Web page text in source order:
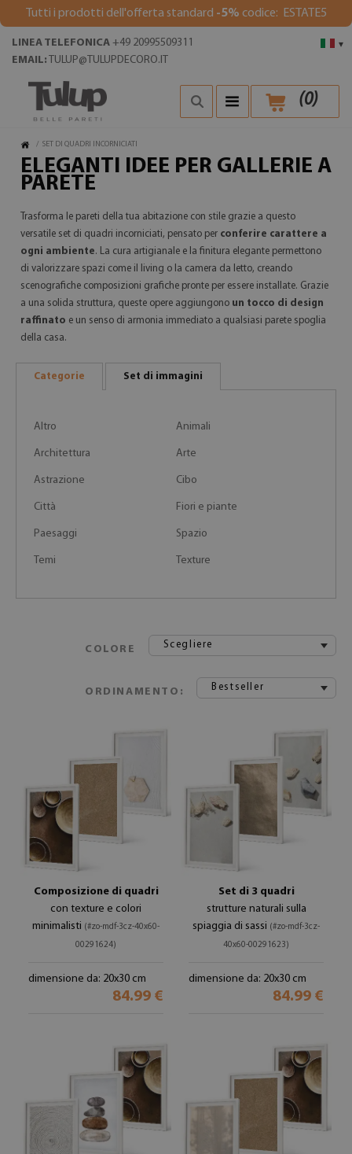
Tutti i prodotti dell'offerta standard -5% codice: ESTATE5
▾
LINEA TELEFONICA +49 20995509311
EMAIL: TULUP@TULUPDECORO.IT
(0)
/ SET DI QUADRI INCORNICIATI
ELEGANTI IDEE PER GALLERIE A
PARETE
Trasforma le pareti della tua abitazione con stile grazie a questo
versatile set di quadri incorniciati, pensato per conferire carattere a
ogni ambiente. La cura artigianale e la finitura elegante permettono
di valorizzare spazi come il living o la camera da letto, creando
scenografiche composizioni grafiche pronte per essere installate. Grazie
a una solida struttura, queste opere aggiungono un tocco di design
raffinato e un senso di armonia immediato a qualsiasi parete spoglia
della casa.
Categorie Set di immagini
Altro Animali
Architettura Arte
Astrazione Cibo
Città Fiori e piante
Paesaggi Spazio
Temi Texture
COLORE Scegliere
ORDINAMENTO: Bestseller
Composizione di quadri
con texture e colori
minimalisti (#zo-mdf-3cz-40x60-
00291624)
dimensione da: 20x30 cm
84.99 €
Set di 3 quadri
strutture naturali sulla
spiaggia di sassi (#zo-mdf-3cz-
40x60-00291623)
dimensione da: 20x30 cm
84.99 €